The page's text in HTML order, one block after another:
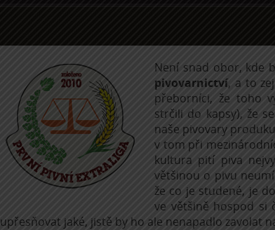
Není snad obor, kde
pivovarnictví, a to
přeborníci, že toho
strčili do kapsy), že
naše pivovary
v tom při
kultura pití piva
většinou o pivu
že co je studené, je
ve většině hospod si
upřesňovat jaké, jistě by ho ale nenapadlo zavolat